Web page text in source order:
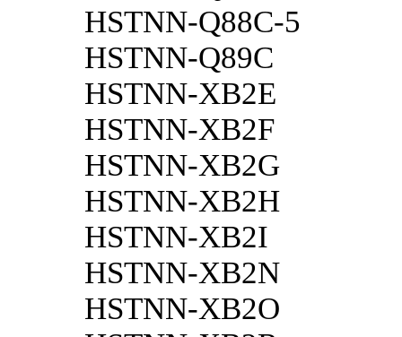
HSTNN-Q88C-5
HSTNN-Q89C
HSTNN-XB2E
HSTNN-XB2F
HSTNN-XB2G
HSTNN-XB2H
HSTNN-XB2I
HSTNN-XB2N
HSTNN-XB2O